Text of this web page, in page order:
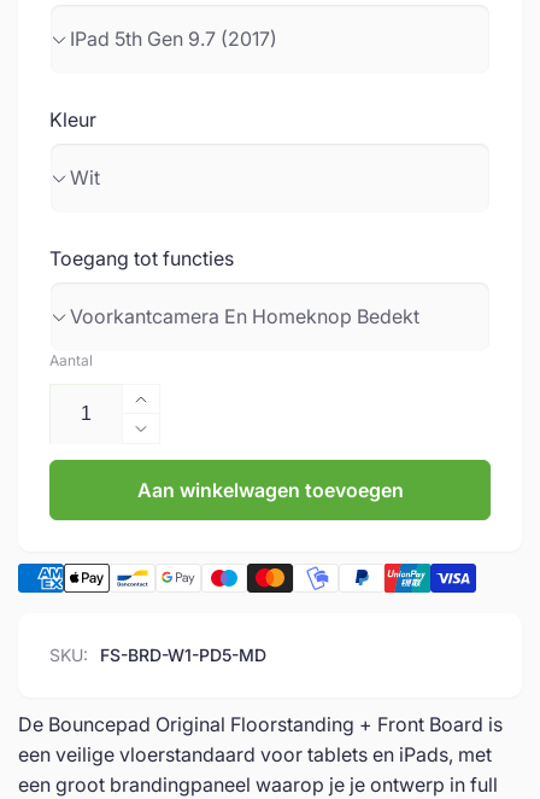
Kleur
Toegang tot functies
Aantal
Aantal
verhogen
voor
Bouncepad
vloerstandaard
+
Tablet-
Aantal
verlagen
voor
Bouncepad
Originele
vloerstandaard
|
vloerstandaard
Aan winkelwagen toevoegen
SKU: FS-BRD-W1-PD5-MD
De Bouncepad Original Floorstanding + Front Board is
een veilige vloerstandaard voor tablets en iPads, met
een groot brandingpaneel waarop je je ontwerp in full